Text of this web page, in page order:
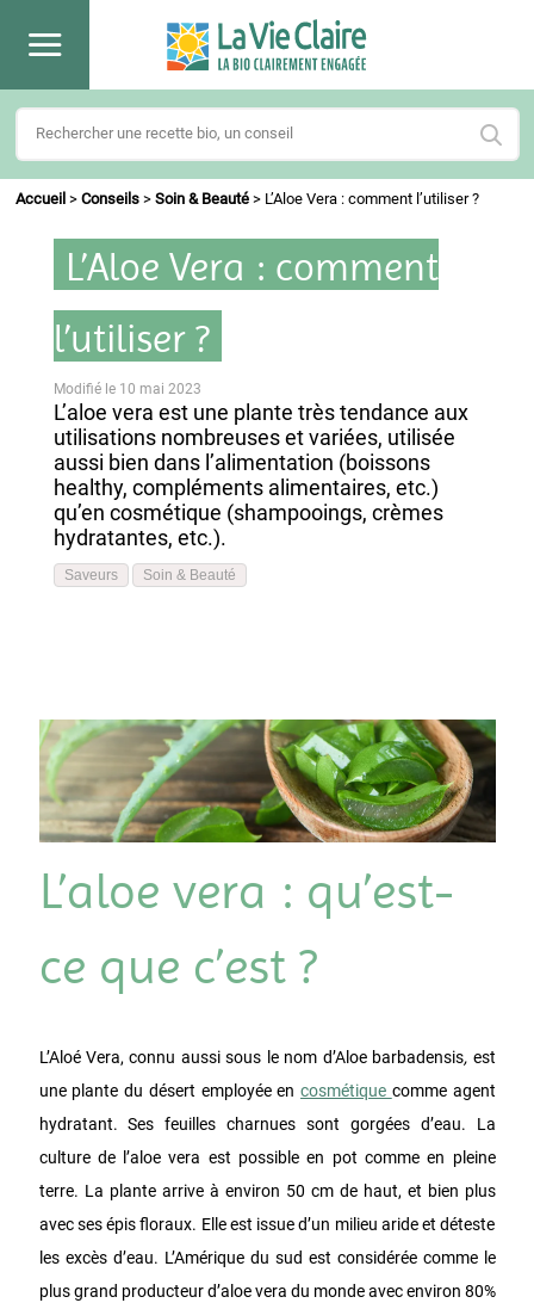
Accueil > Conseils> Soin & Beauté> L’Aloe Vera : comment l’utiliser ?
L’Aloe Vera : comment
l’utiliser ?
Modifié le 10 mai 2023
L’aloe vera est une plante très tendance aux
utilisations nombreuses et variées, utilisée
aussi bien dans l’alimentation (boissons
healthy, compléments alimentaires, etc.)
qu’en cosmétique (shampooings, crèmes
hydratantes, etc.).
Saveurs Soin & Beauté
L’aloe vera : qu’est-
ce que c’est ?
L’Aloé Vera, connu aussi sous le nom d’Aloe barbadensis, est
une plante du désert employée en cosmétique comme agent
hydratant. Ses feuilles charnues sont gorgées d’eau. La
culture de l’aloevera est possible en pot comme en pleine
terre. La plante arrive à environ 50 cm de haut, et bien plus
avec ses épis floraux. Elle est issue d’un milieu aride et déteste
les excès d’eau. L’Amérique du sud est considérée comme le
plus grand producteur d’aloe vera du monde avec environ 80%